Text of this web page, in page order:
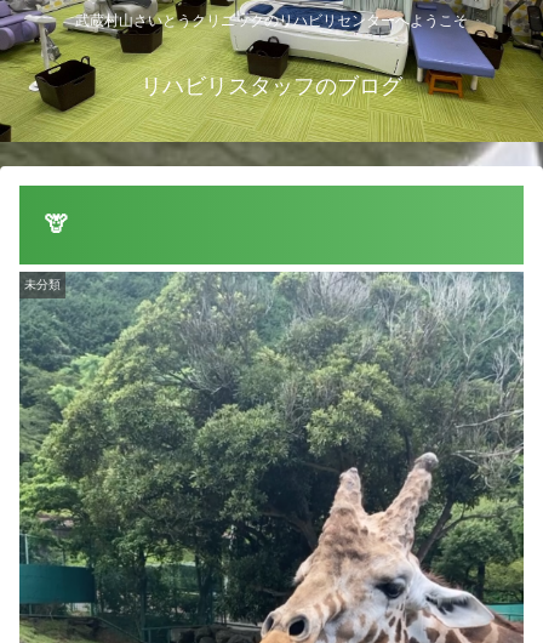
武蔵村山さいとうクリニックのリハビリセンターへようこそ
リハビリスタッフのブログ
🦒
未分類